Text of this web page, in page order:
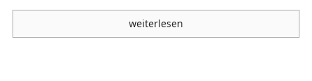
weiterlesen